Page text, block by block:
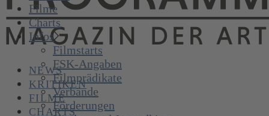
NEWS
KRITIKEN
FILME
CHARTS
Filme
Charts
Infos
Filmstarts
FSK-Angaben
Filmprädikate
Verbände
Förderungen